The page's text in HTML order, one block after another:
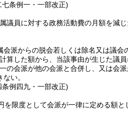
条例一・一部改正)
員に対する政務活動費の月額を減
派からの脱会若しくは除名又は議
算した額から、当該事由が生じた議
一の会派が他の会派と合併し、又は会
い。
例四九・一部改正)
を限度として会派が一律に定める額